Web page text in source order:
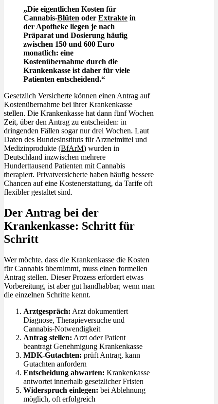
„Die eigentlichen Kosten für
Cannabis-Blüten oder Extrakte in
der Apotheke liegen je nach
Präparat und Dosierung häufig
zwischen 150 und 600 Euro
monatlich: eine
Kostenübernahme durch die
Krankenkasse ist daher für viele
Patienten entscheidend.“
Gesetzlich Versicherte können einen Antrag auf
Kostenübernahme bei ihrer Krankenkasse
stellen. Die Krankenkasse hat dann fünf Wochen
Zeit, über den Antrag zu entscheiden: in
dringenden Fällen sogar nur drei Wochen. Laut
Daten des Bundesinstituts für Arzneimittel und
Medizinprodukte (BfArM) wurden in
Deutschland inzwischen mehrere
Hunderttausend Patienten mit Cannabis
therapiert. Privatversicherte haben häufig bessere
Chancen auf eine Kostenerstattung, da Tarife oft
flexibler gestaltet sind.
Der Antrag bei der
Krankenkasse: Schritt für
Schritt
Wer möchte, dass die Krankenkasse die Kosten
für Cannabis übernimmt, muss einen formellen
Antrag stellen. Dieser Prozess erfordert etwas
Vorbereitung, ist aber gut handhabbar, wenn man
die einzelnen Schritte kennt.
Arztgespräch: Arzt dokumentiert
Diagnose, Therapieversuche und
Cannabis-Notwendigkeit
Antrag stellen: Arzt oder Patient
beantragt Genehmigung Krankenkasse
MDK-Gutachten: prüft Antrag, kann
Gutachten anfordern
Entscheidung abwarten: Krankenkasse
antwortet innerhalb gesetzlicher Fristen
Widerspruch einlegen: bei Ablehnung
möglich, oft erfolgreich